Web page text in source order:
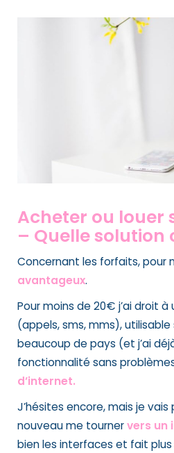
Acheter ou louer
– Quelle solution
Concernant les forfaits, pour
avantageux.
Pour moins de 20€ j’ai droit
(appels, sms, mms),
beaucoup de pays (et j’ai
fonctionnalité sans
d’internet.
J’hésites encore, mais je
nouveau me tournervers un
bien les interfaces et fait